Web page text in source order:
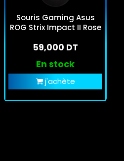
Souris Gaming Asus
ROG Strix Impact II Rose
59,000 DT
En stock
j'achète